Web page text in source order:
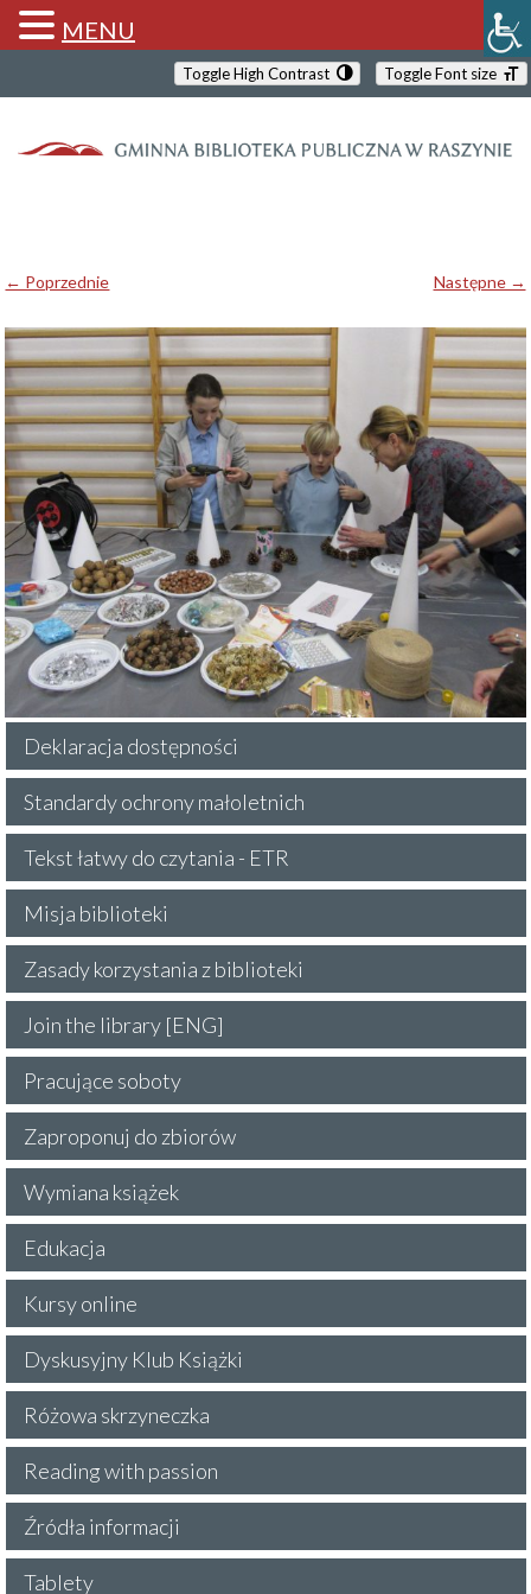
Toggle High Contrast Toggle Font size
← Poprzednie Następne →
Deklaracja dostępności
Standardy ochrony małoletnich
Tekst łatwy do czytania - ETR
Misja biblioteki
Zasady korzystania z biblioteki
Join the library [ENG]
Pracujące soboty
Zaproponuj do zbiorów
Wymiana książek
Edukacja
Kursy online
Dyskusyjny Klub Książki
Różowa skrzyneczka
Reading with passion
Źródła informacji
Tablety
MENU